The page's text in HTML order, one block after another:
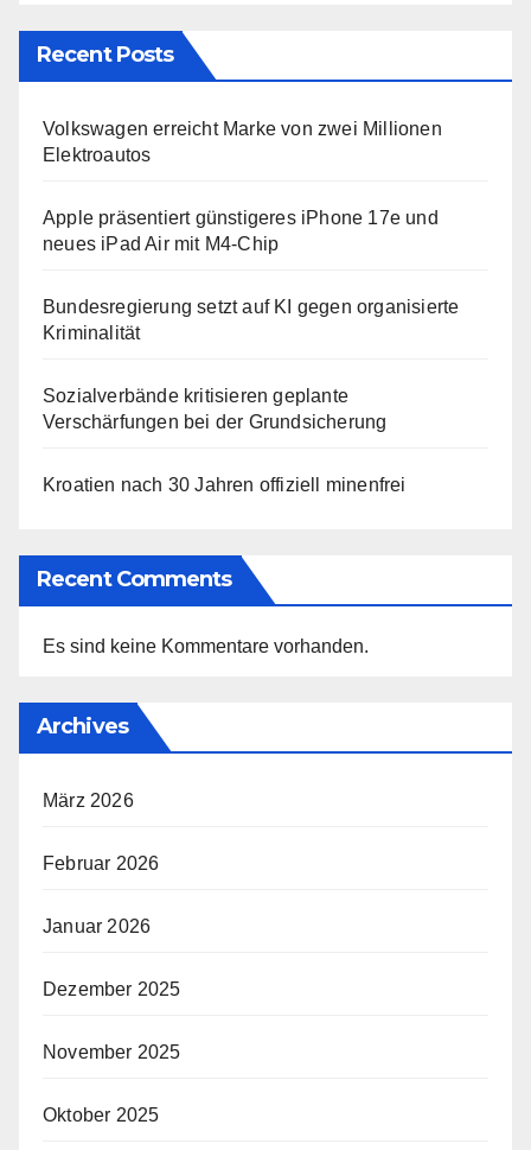
Recent Posts
Volkswagen erreicht Marke von zwei Millionen
Elektroautos
Apple präsentiert günstigeres iPhone 17e und
neues iPad Air mit M4-Chip
Bundesregierung setzt auf KI gegen organisierte
Kriminalität
Sozialverbände kritisieren geplante
Verschärfungen bei der Grundsicherung
Kroatien nach 30 Jahren offiziell minenfrei
Recent Comments
Es sind keine Kommentare vorhanden.
Archives
März 2026
Februar 2026
Januar 2026
Dezember 2025
November 2025
Oktober 2025